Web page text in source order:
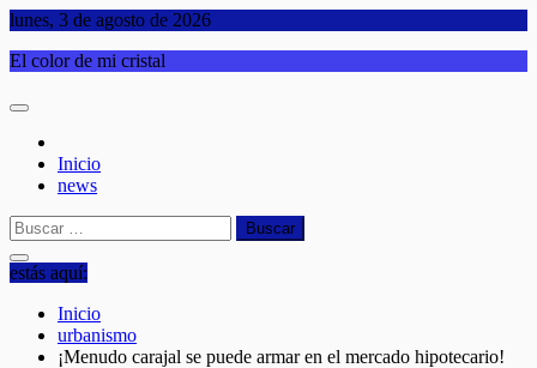
Saltar
contenido
lunes, 3 de agosto de 2026
El color de mi cristal
Inicio
news
Buscar:
estás aquí:
Inicio
urbanismo
¡Menudo carajal se puede armar en el mercado hipotecario!